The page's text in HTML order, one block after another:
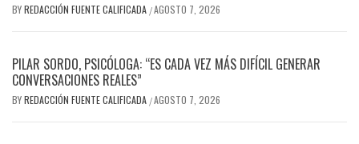
BYREDACCIÓN FUENTE CALIFICADA /AGOSTO 7, 2026
PILAR SORDO, PSICÓLOGA: “ES CADA VEZ MÁS DIFÍCIL GENERAR
CONVERSACIONES REALES”
BYREDACCIÓN FUENTE CALIFICADA /AGOSTO 7, 2026